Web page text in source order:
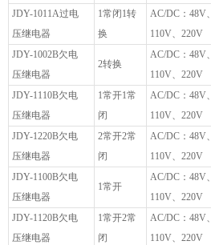
JDY-1011A过电
压继电器
1常闭1转
换
AC/DC：48V、
110V、220V
JDY-1002B欠电
压继电器
2转换
AC/DC：48V、
110V、220V
JDY-1110B欠电
压继电器
1常开1常
闭
AC/DC：48V、
110V、220V
JDY-1220B欠电
压继电器
2常开2常
闭
AC/DC：48V、
110V、220V
JDY-1100B欠电
压继电器
1常开
AC/DC：48V、
110V、220V
JDY-1120B欠电
压继电器
1常开2常
闭
AC/DC：48V、
110V、220V